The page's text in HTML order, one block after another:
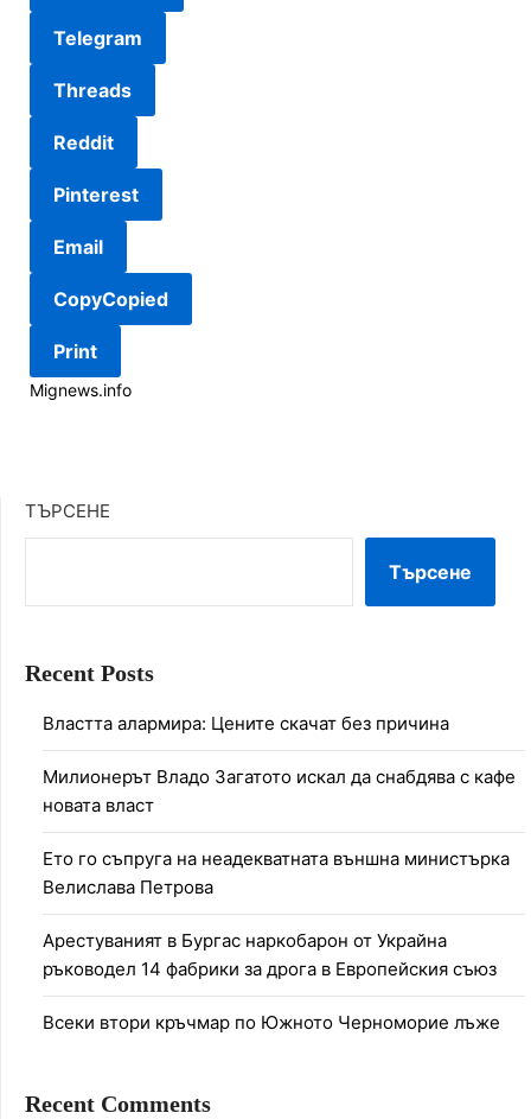
Telegram
Threads
Reddit
Pinterest
Email
CopyCopied
Print
Mignews.info
ТЪРСЕНЕ
Търсене
Recent Posts
Властта алармира: Цените скачат без причина
Милионерът Владо Загатото искал да снабдява с кафе
новата власт
Ето го съпруга на неадекватната външна министърка
Велислава Петрова
Арестуваният в Бургас наркобарон от Украйна
ръководел 14 фабрики за дрога в Европейския съюз
Всеки втори кръчмар по Южното Черноморие лъже
Recent Comments